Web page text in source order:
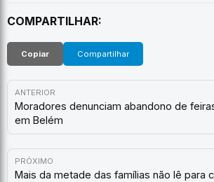
COMPARTILHAR:
Copiar Compartilhar
ANTERIOR
Moradores denunciam abandono de
em Belém
PRÓXIMO
Mais da metade das famílias não lê para